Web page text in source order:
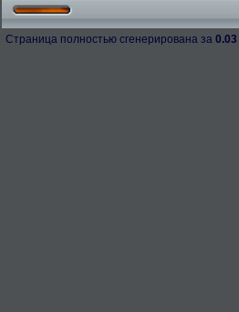
Страница полностью сгенерирована за 0.03